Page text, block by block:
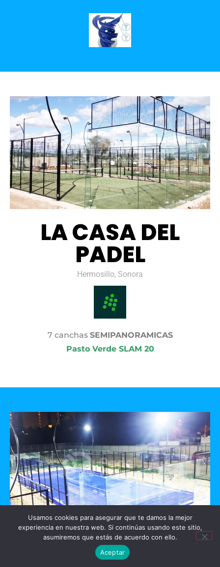
LA CASA DEL
PADEL
Hermosillo, Sonora
7 canchas SEMIPANORAMICAS
Pasto Verde SLAM 20
GO PADEL
Usamos cookies para asegurar que te damos la mejor
experiencia en nuestra web. Si continúas usando este sitio,
asumiremos que estás de acuerdo con ello.
Aceptar